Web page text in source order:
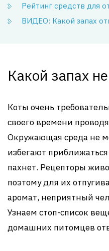
Рейтинг средств для
ВИДЕО: Какой запах
Какой запах
Коты очень
своего времени
Окружающая среда не
избегают
пахнет. Рецепторы
поэтому для их
аромат, неприятный
Узнаем стоп-список
домашних питомцев